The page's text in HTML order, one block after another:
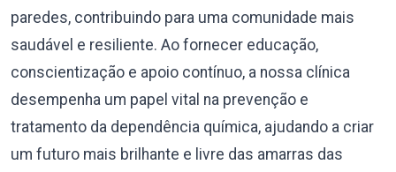
paredes, contribuindo para uma comunidade mais
saudável e resiliente. Ao fornecer educação,
conscientização e apoio contínuo, a nossa clínica
desempenha um papel vital na prevenção e
tratamento da dependência química, ajudando a criar
um futuro mais brilhante e livre das amarras das